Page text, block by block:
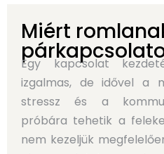
Miért
Egy kapcsolat
izgalmas, de idővel a
stressz és a
próbára tehetik a
nem kezeljük